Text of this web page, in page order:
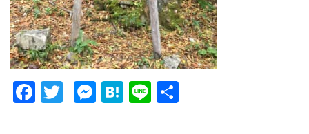
Facebook
Twitter
Messenger
Hatena
Line